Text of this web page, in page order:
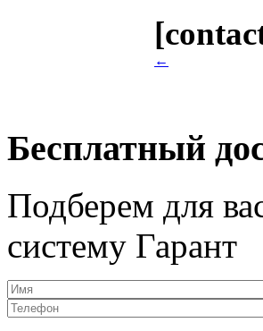
←
Бесплатный
Подберем для
систему Гарант